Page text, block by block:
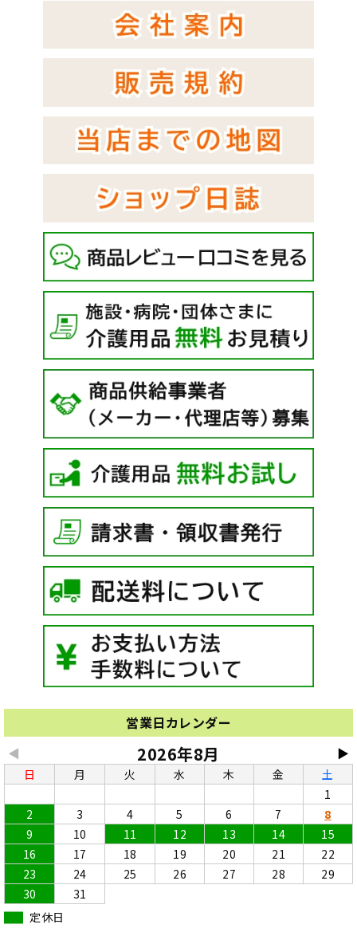
営業日カレンダー
◀ ▶
2026年8月
日 月 火 水 木 金
土
1
2
3 4 5 6 7
8
9
10 11 12 13 14
15
16
17 18 19 20 21
22
23
24 25 26 27 28
29
30
31
定休日